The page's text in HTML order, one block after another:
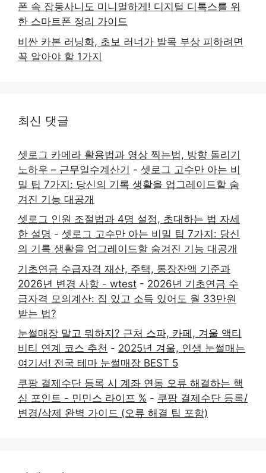
폰 속 잡동사니도 미니멀하게! 디지털 디톡스를 위
한 스마트폰 정리 가이드
비싼 카본 러닝화, 초보 러너가 발목 부상 피하려면
꼭 알아야 할 1가지
최신 댓글
셋로그 카메라 활용법과 영상 찍는법, 방향 돌리기
노하우 – 근무일수계산기 - 셋로그 고수만 아는 비
밀 팁 7가지: 당신의 기록 생활을 업그레이드할 숨
겨진 기능 대공개
셋로그 인원 조절법과 4명 설정, 초대하는 법 자세
한 설명 - 셋로그 고수만 아는 비밀 팁 7가지: 당신
의 기록 생활을 업그레이드할 숨겨진 기능 대공개
기초연금 수급자격 재산, 주택, 통장잔액 기준과
2026년 변경 사항 - wtest - 2026년 기초연금 수
급자격 모의계산: 집 있고 소득 있어도 월 33만원
받는 법?
눈썰매장 말고 뭐하지? 근처 스파, 카페, 겨울 액티
비티 연계 코스 추천 - 2025년 겨울, 인생 눈썰매는
여기서! 전국 테마 눈썰매장 BEST 5
쿠팡 결제수단 등록 시 계좌 연동 오류 해결하는 핵
심 포인트 - 민민스 라이프 % - 쿠팡 결제수단 등록/
변경/삭제 완벽 가이드 (오류 해결 팁 포함)